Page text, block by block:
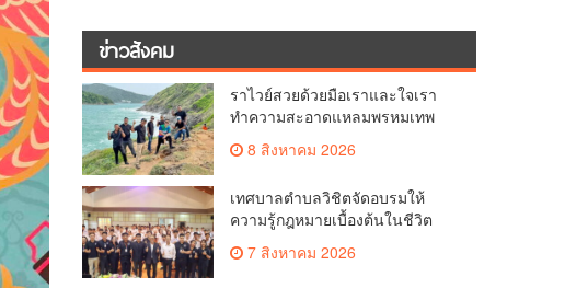
ข่าวสังคม
ราไวย์สวยด้วยมือเราและใจเรา
ทำความสะอาดแหลมพรหมเทพ
และแหล่งท่องเที่ยว
8 สิงหาคม 2026
เทศบาลตำบลวิชิตจัดอบรมให้
ความรู้กฎหมายเบื้องต้นในชีวิต
ประจำวันแก่เยาวชน
7 สิงหาคม 2026